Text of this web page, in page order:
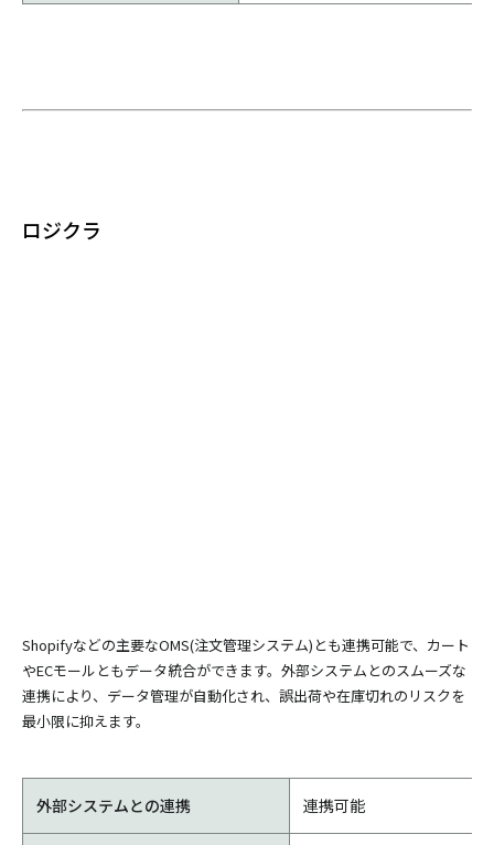
ロジクラ
Shopifyなどの主要なOMS(注文管理システム)とも連携可能で、カート
やECモールともデータ統合ができます。外部システムとのスムーズな
連携により、データ管理が自動化され、誤出荷や在庫切れのリスクを
最小限に抑えます。
外部システムとの連携 連携可能